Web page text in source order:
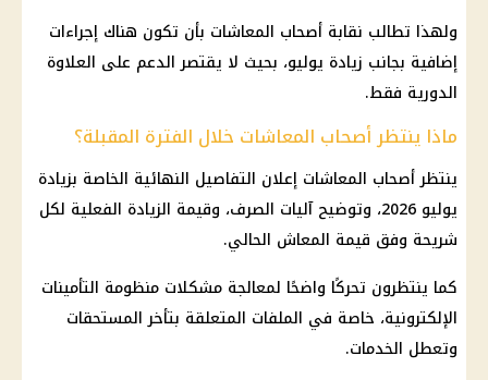
ولهذا تطالب نقابة أصحاب المعاشات بأن تكون هناك إجراءات
إضافية بجانب زيادة يوليو، بحيث لا يقتصر الدعم على العلاوة
الدورية فقط.
ماذا ينتظر أصحاب المعاشات خلال الفترة المقبلة؟
ينتظرأصحاب المعاشات إعلان التفاصيل النهائية الخاصة بزيادة
يوليو 2026، وتوضيح آليات الصرف، وقيمة الزيادة الفعلية لكل
شريحة وفق قيمة المعاش الحالي.
كما ينتظرون تحركًا واضحًا لمعالجة مشكلات منظومة التأمينات
الإلكترونية، خاصة في الملفات المتعلقة بتأخر المستحقات
وتعطل الخدمات.